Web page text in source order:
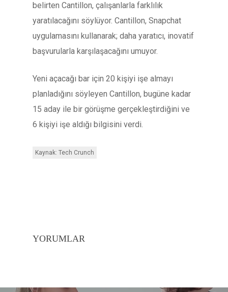
belirten Cantillon, çalışanlarla farklılık
yaratılacağını söylüyor. Cantillon, Snapchat
uygulamasını kullanarak; daha yaratıcı, inovatif
başvurularla karşılaşacağını umuyor.
Yeni açacağı bar için 20 kişiyi işe almayı
planladığını söyleyen Cantillon, bugüne kadar
15 aday ile bir görüşme gerçekleştirdiğini ve
6 kişiyi işe aldığı bilgisini verdi.
Kaynak: Tech Crunch
YORUMLAR